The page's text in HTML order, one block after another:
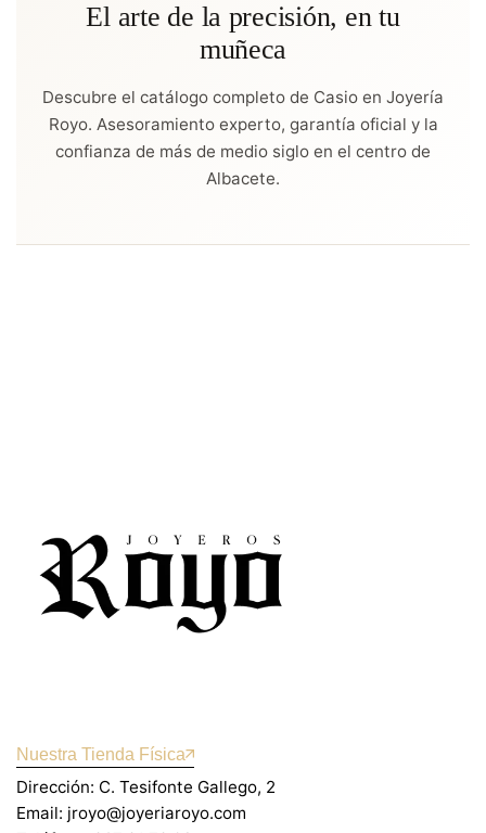
El arte de la precisión, en tu
muñeca
Descubre el catálogo completo de Casio en Joyería
Royo. Asesoramiento experto, garantía oficial y la
confianza de más de medio siglo en el centro de
Albacete.
Nuestra Tienda Física
Dirección: C. Tesifonte Gallego, 2
Email: jroyo@joyeriaroyo.com